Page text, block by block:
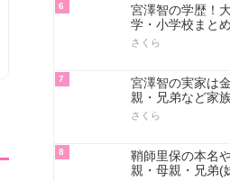
6
宮澤智の学歴！
学・小学校まとめ
さくら
7
宮澤智の実家は
親・兄弟など家
さくら
8
鞘師里保の本名
親・母親・兄弟(